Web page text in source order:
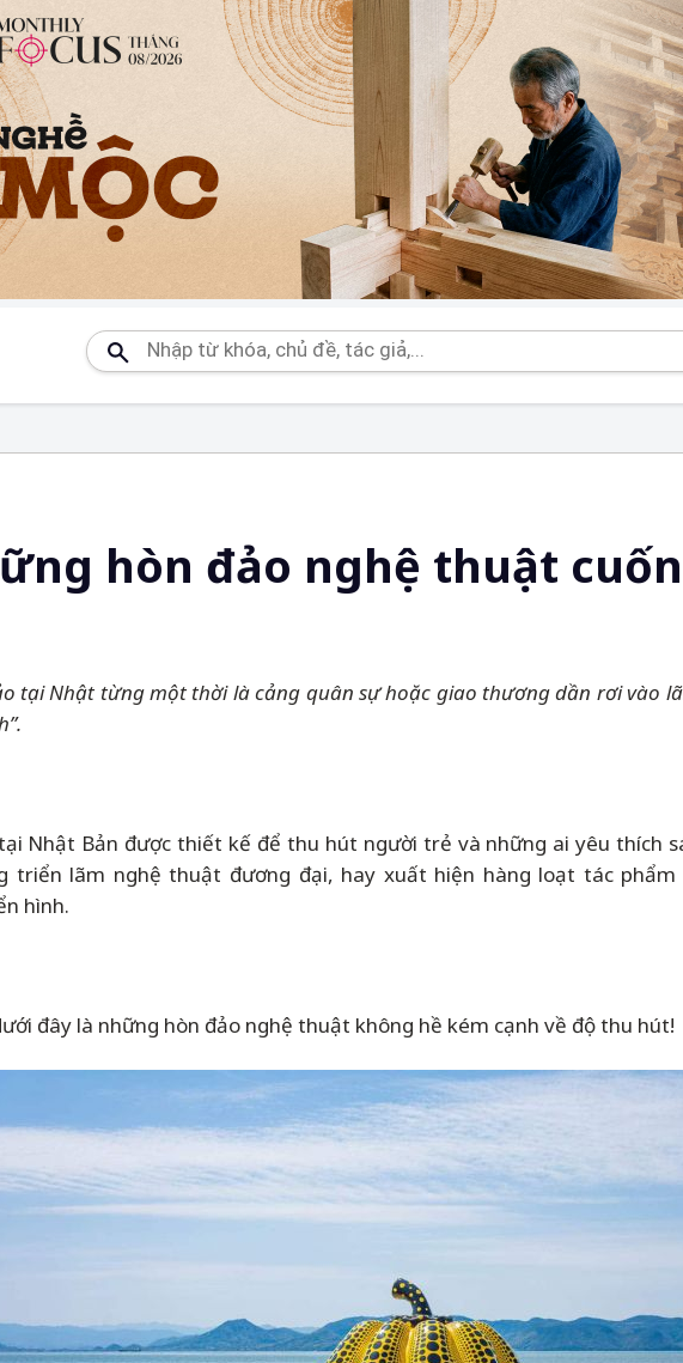
hòn đảo nghệ thuật
tại Nhật từng một thời là cảng quân sự hoặc giao thương dần rơi vào
Nhật Bản được thiết kế để thu hút người trẻ và những ai yêu thích
triển lãm nghệ thuật đương đại, hay xuất hiện hàng loạt tác
hình.
đây là những hòn đảo nghệ thuật không hề kém cạnh về độ thu hút!